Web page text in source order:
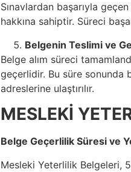
Sınavlardan başarıyla
hakkına sahiptir. Süreci
Belgenin Teslimi ve
Belge alım süreci
geçerlidir. Bu süre sonunda
adreslerine ulaştırılır.
MESLEKİ
Belge Geçerlilik Süresi ve
Mesleki Yeterlilik Belgeleri,